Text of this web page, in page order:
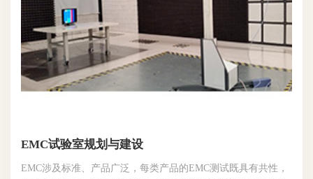
EMC试验室规划与建设
EMC涉及标准、产品广泛，每类产品的EMC测试既具有共性，